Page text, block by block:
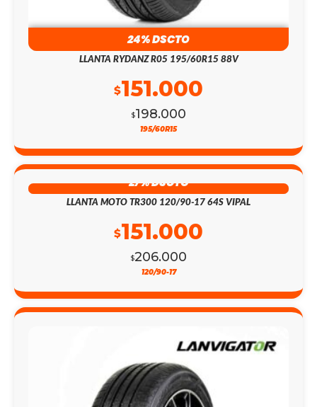
24% DSCTO
LLANTA RYDANZ R05 195/60R15 88V
$198.000
$151.000
195/60R15
27% DSCTO
LLANTA MOTO TR300 120/90-17 64S VIPAL
$206.000
$151.000
120/90-17